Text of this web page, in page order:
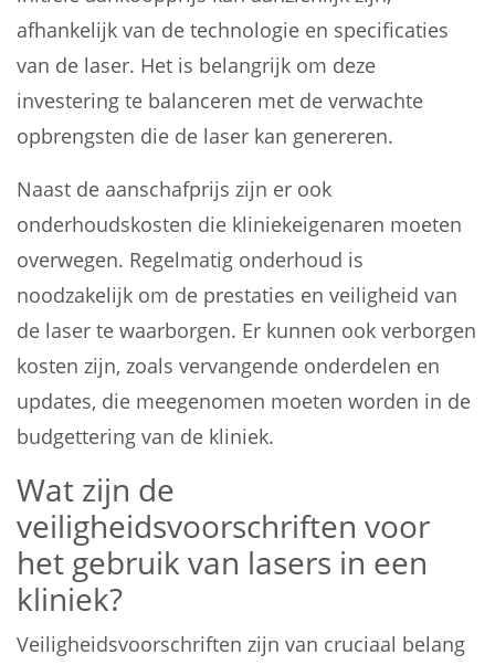
afhankelijk van de technologie en specificaties
van de laser. Het is belangrijk om deze
investering te balanceren met de verwachte
opbrengsten die de laser kan genereren.
Naast de aanschafprijs zijn er ook
onderhoudskosten die kliniekeigenaren moeten
overwegen. Regelmatig onderhoud is
noodzakelijk om de prestaties en veiligheid van
de laser te waarborgen. Er kunnen ook verborgen
kosten zijn, zoals vervangende onderdelen en
updates, die meegenomen moeten worden in de
budgettering van de kliniek.
Wat zijn de
veiligheidsvoorschriften voor
het gebruik van lasers in een
kliniek?
Veiligheidsvoorschriften zijn van cruciaal belang